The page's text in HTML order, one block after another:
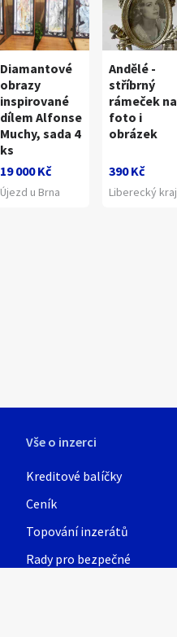
Diamantové
obrazy
inspirované
dílem Alfonse
Muchy, sada 4
ks
19 000 Kč
Újezd u Brna
Andělé -
stříbrný
rámeček na
foto i
obrázek
390 Kč
Liberecký kraj
Vše o inzerci
Kreditové balíčky
Ceník
Topování inzerátů
Rady pro bezpečné